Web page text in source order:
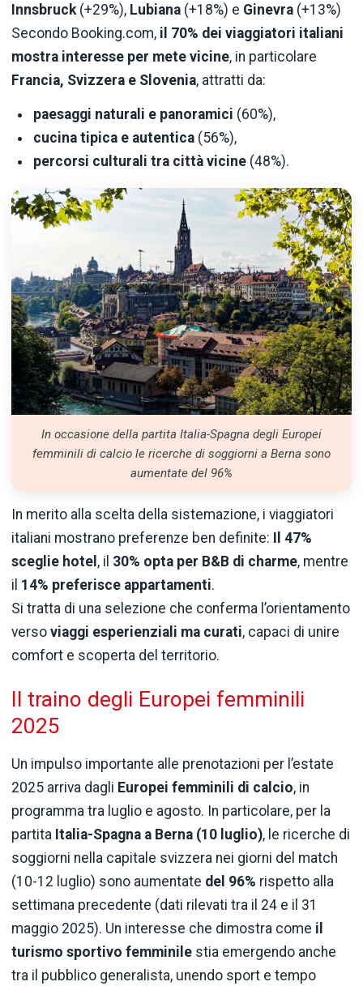
Innsbruck (+29%), Lubiana (+18%) e Ginevra (+13%)
Secondo Booking.com, il 70% dei viaggiatori italiani
mostra interesse per mete vicine, in particolare
Francia, Svizzera e Slovenia, attratti da:
paesaggi naturali e panoramici (60%),
cucina tipica e autentica (56%),
percorsi culturali tra città vicine (48%).
In occasione della partita Italia-Spagna degli Europei
femminili di calcio le ricerche di soggiorni a Berna sono
aumentate del 96%
In merito alla scelta della sistemazione, i viaggiatori
italiani mostrano preferenze ben definite: Il 47%
sceglie hotel , il 30% opta per B&B di charme, mentre
il 14% preferisce appartamenti.
Si tratta di una selezione che conferma l’orientamento
verso viaggi esperienziali ma curati, capaci di unire
comfort e scoperta del territorio.
Il traino degli Europei femminili
2025
Un impulso importante alle prenotazioni per l’estate
2025 arriva dagli Europei femminili di calcio, in
programma tra luglio e agosto. In particolare, per la
partita Italia-Spagna a Berna (10 luglio), le ricerche di
soggiorni nella capitale svizzera nei giorni del match
(10-12 luglio) sono aumentate del 96% rispetto alla
settimana precedente (dati rilevati tra il 24 e il 31
maggio 2025). Un interesse che dimostra come il
turismo sportivo femminile stia emergendo anche
tra il pubblico generalista, unendo sport e tempo